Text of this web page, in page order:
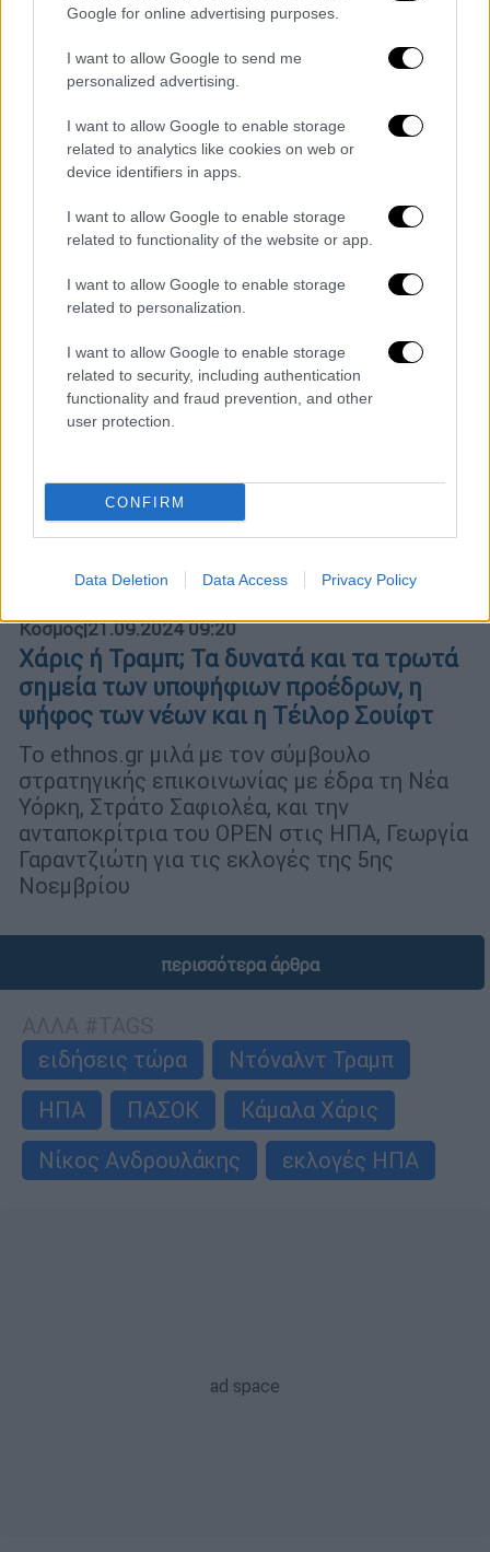
Google for online advertising purposes.
I want to allow Google to send me
personalized advertising.
I want to allow Google to enable storage
related to analytics like cookies on web or
device identifiers in apps.
I want to allow Google to enable storage
related to functionality of the website or app.
I want to allow Google to enable storage
related to personalization.
I want to allow Google to enable storage
related to security, including authentication
functionality and fraud prevention, and other
user protection.
CONFIRM
Data Deletion Data Access Privacy Policy
Ντιμπέιτ για εκλογές στο ΠΑΣΟΚ:
κόντρες και μπηχτές – Όσα έγιναν στην
τηλεμαχία
προεδρίας στο ΠΑΣΟΚ
Κόσμος|21.09.2024 09:20
Χάρις ή Τραμπ; Τα δυνατά και τα τρωτά
σημεία των υποψήφιων προέδρων, η
ψήφος των νέων και η Τέιλορ Σουίφτ
Το ethnos.gr μιλά με τον σύμβουλο
στρατηγικής επικοινωνίας με έδρα τη Νέα
Υόρκη, Στράτο Σαφιολέα, και την
ανταποκρίτρια του OPEN στις ΗΠΑ, Γεωργία
Γαραντζιώτη για τις εκλογές της 5ης
Νοεμβρίου
περισσότερα άρθρα
ειδήσεις τώρα
Ντόναλντ Τραμπ
ΗΠΑ
ΠΑΣΟΚ
Κάμαλα Χάρις
Νίκος Ανδρουλάκης
εκλογές ΗΠΑ